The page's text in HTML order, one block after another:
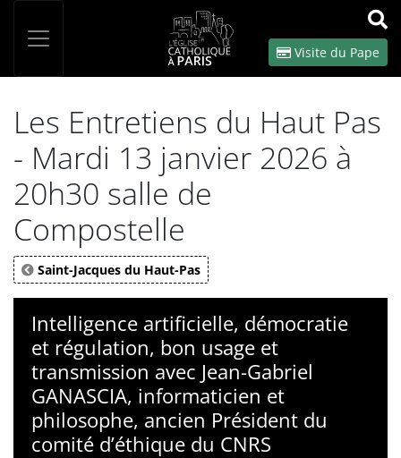
OK
Visite du Pape
Les Entretiens du Haut Pas
- Mardi 13 janvier 2026 à
20h30 salle de
Compostelle
Saint-Jacques du Haut-Pas
Intelligence artificielle, démocratie
et régulation, bon usage et
transmission avec Jean-Gabriel
GANASCIA, informaticien et
philosophe, ancien Président du
comité d’éthique du CNRS
Panneau de gestion des cookies